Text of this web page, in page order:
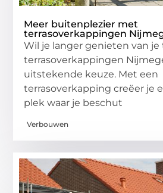
Meer buitenplezier met
terrasoverkappingen
Wil je langer genieten van je
terrasoverkappingen
uitstekende keuze. Met een
terrasoverkapping creëer je
plek waar je beschut
Verbouwen